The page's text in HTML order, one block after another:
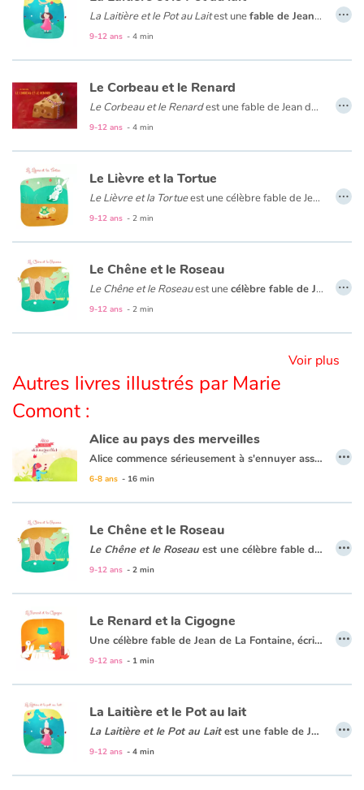
Médiathèques
Blog
Actualités
Par thématique
Rencontres et témoignages
Contes d'ici et d'ailleurs
Autour de la lecture
Livre audio
Apprendre les langues
Dyslexie, troubles de la lecture
Nos listes de lecture
Coups de coeur
La Laitière et le Pot au Laitest unefable de Jean de La Fontaine
9-12 ans - 4 min
…
Le Corbeau et le Renard
Le Corbeau et le Renardest une fable de Jean de La Fontaine qui illustre le caractère malin du renard, repris dans bon nombre d’histoires pour enfants.
9-12 ans - 4 min
…
Le Lièvre et la Tortue
Le Lièvre et la Tortueest une célèbre fable de Jean de La Fontaine qui dénonce la vanité en faveur de la persévérance.
9-12 ans - 2 min
…
Le Chêne et le Roseau
Le Chêne et le Roseauest unecélèbre fable de Jean de La Fontaine
9-12 ans - 2 min
…
Voir plus
Autres livres illustrés par Marie
Comont :
Alice au pays des merveilles
Alice commence sérieusement à s'ennuyer assise auprès de sa soeur. Soudain un lapin blanc vêtu d'une redingote et tenant dans sa patte une montre à gousset passe près d'elle. Poussée par la curiosité, Alice le poursuit jusque dans son terrier où elle fait une chute vertigineuse pour finalement atterrir au Pays des Merveilles où elle fera de formidables rencontres et développera des amitiés surprenantes.
6-8 ans - 16 min
…
Le Chêne et le Roseau
Le Chêne et le Roseau est une célèbre fable de Jean de La Fontaine
9-12 ans - 2 min
…
Le Renard et la Cigogne
Une célèbre fable de Jean de La Fontaine, écrite en 1668. C'est le 31 mars que Jean de La Fontaine fait paraitre son premier ouvrage : « Les Fables Choisies ».
9-12 ans - 1 min
…
La Laitière et le Pot au lait
La Laitière et le Pot au Laitest une fable de Jean de La Fontaine
9-12 ans - 4 min
…